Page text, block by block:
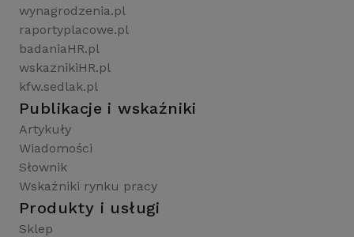
wynagrodzenia.pl
raportyplacowe.pl
badaniaHR.pl
wskaznikiHR.pl
kfw.sedlak.pl
Publikacje i wskaźniki
Artykuły
Wiadomości
Słownik
Wskaźniki rynku pracy
Produkty i usługi
Sklep